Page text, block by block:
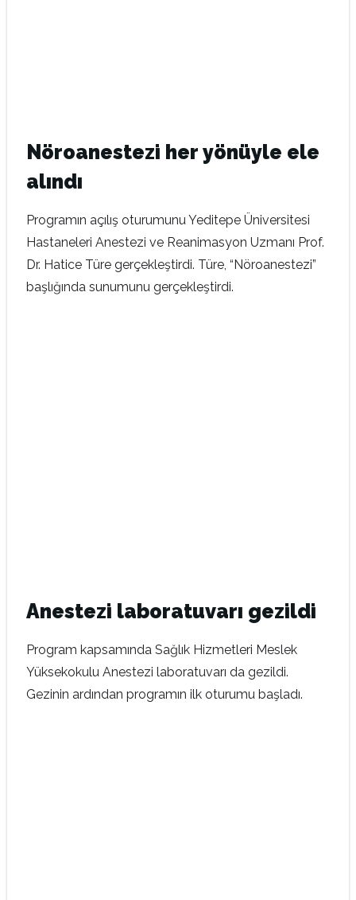
Nöroanestezi her yönüyle ele
alındı
Programın açılış oturumunu Yeditepe Üniversitesi
Hastaneleri Anestezi ve Reanimasyon Uzmanı Prof.
Dr. Hatice Türe gerçekleştirdi. Türe, “Nöroanestezi”
başlığında sunumunu gerçekleştirdi.
Anestezi laboratuvarı gezildi
Program kapsamında Sağlık Hizmetleri Meslek
Yüksekokulu Anestezi laboratuvarı da gezildi.
Gezinin ardından programın ilk oturumu başladı.